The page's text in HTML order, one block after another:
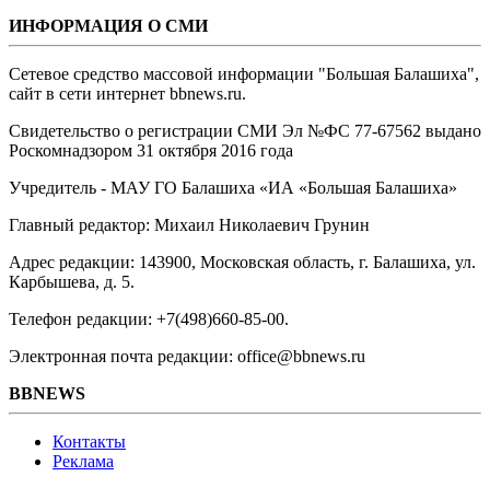
ИНФОРМАЦИЯ О СМИ
Сетевое средство массовой информации "Большая Балашиха",
сайт в сети интернет bbnews.ru.
Свидетельство о регистрации СМИ Эл №ФС ‎77-67562 выдано
Роскомнадзором 31 октября 2016 года
Учредитель - МАУ ГО Балашиха «ИА «Большая Балашиха»
Главный редактор: Михаил Николаевич Грунин
Адрес редакции: 143900, Московская область, г. Балашиха, ул.
Карбышева, д. 5.
Телефон редакции: +7(498)660-85-00.
Электронная почта редакции: office@bbnews.ru
BBNEWS
Контакты
Реклама